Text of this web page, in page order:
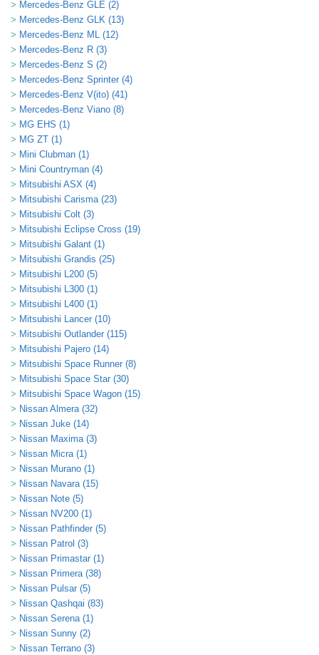
Mercedes-Benz GLE (2)
Mercedes-Benz GLK (13)
Mercedes-Benz ML (12)
Mercedes-Benz R (3)
Mercedes-Benz S (2)
Mercedes-Benz Sprinter (4)
Mercedes-Benz V(ito) (41)
Mercedes-Benz Viano (8)
MG EHS (1)
MG ZT (1)
Mini Clubman (1)
Mini Countryman (4)
Mitsubishi ASX (4)
Mitsubishi Carisma (23)
Mitsubishi Colt (3)
Mitsubishi Eclipse Cross (19)
Mitsubishi Galant (1)
Mitsubishi Grandis (25)
Mitsubishi L200 (5)
Mitsubishi L300 (1)
Mitsubishi L400 (1)
Mitsubishi Lancer (10)
Mitsubishi Outlander (115)
Mitsubishi Pajero (14)
Mitsubishi Space Runner (8)
Mitsubishi Space Star (30)
Mitsubishi Space Wagon (15)
Nissan Almera (32)
Nissan Juke (14)
Nissan Maxima (3)
Nissan Micra (1)
Nissan Murano (1)
Nissan Navara (15)
Nissan Note (5)
Nissan NV200 (1)
Nissan Pathfinder (5)
Nissan Patrol (3)
Nissan Primastar (1)
Nissan Primera (38)
Nissan Pulsar (5)
Nissan Qashqai (83)
Nissan Serena (1)
Nissan Sunny (2)
Nissan Terrano (3)